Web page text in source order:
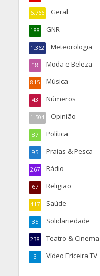
Geral
6.766
GNR
188
Meteorologia
1.362
Moda e Beleza
18
Música
815
Números
43
Opinião
1.504
Política
87
Praias & Pesca
95
Rádio
267
Religião
67
Saúde
417
Solidariedade
35
Teatro & Cinema
238
Vídeo Ericeira TV
3